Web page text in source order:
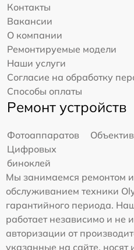
Контакты
Вакансии
О компании
Ремонтируемые модели
Наши услуги
Согласие на обработку
Способы оплаты
Ремонт устройств
Фотоаппаратов
Цифровых
биноклей
Мы занимаемся ремонтом
обслуживанием техники
гарантийного периода.
работает независимо и не
авторизации от
указанные на сайте, носят